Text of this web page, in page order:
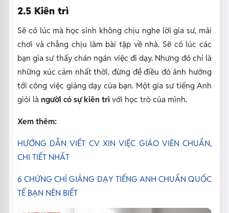
2.5 Kiên trì
Sẽ có lúc mà học sinh không chịu nghe lời gia sư, mải
chơi và chẳng chịu làm bài tập về nhà. Sẽ có lúc các
bạn gia sư thấy chán ngán việc đi dạy. Nhưng đó chỉ là
những xúc cảm nhất thời, đừng để điều đó ảnh hưởng
tới công việc giảng dạy của bạn. Một gia sư tiếng Anh
giỏi là người có sự kiên trì với học trò của mình.
Xem thêm:
HƯỚNG DẪN VIẾT CV XIN VIỆC GIÁO VIÊN CHUẨN,
CHI TIẾT NHẤT
6 CHỨNG CHỈ GIẢNG DẠY TIẾNG ANH CHUẨN QUỐC
TẾ BẠN NÊN BIẾT